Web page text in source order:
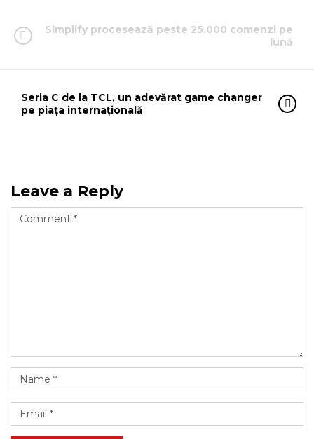
Simplify procesează peste 25.000 comenzi pe
lună
Seria C de la TCL, un adevărat game changer
pe piața internațională
Leave a Reply